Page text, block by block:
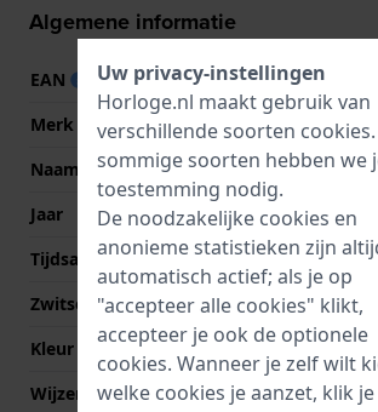
Algemene informatie
EAN
Merk
Tissot
Naam
Fascination
Jaar
2004
Tijdsaanduiding
Analoog
Zwitsers fabricaat
Ja
Kleur wijzerplaat
Parelmoer
Wijzer kleuren (u,m,s)
Goud, Goud,
Uw privacy-instellingen
Horloge.nl maakt gebruik van
verschillende soorten cookies
sommige soorten hebben we
toestemming nodig.
De noodzakelijke cookies en
anonieme statistieken zijn
automatisch actief; als je op
"accepteer alle cookies" klikt,
accepteer je ook de optionele
cookies. Wanneer je zelf wilt
welke cookies je aanzet, klik